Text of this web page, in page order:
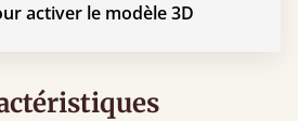
activer le modèle 3D